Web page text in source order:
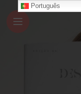
Português